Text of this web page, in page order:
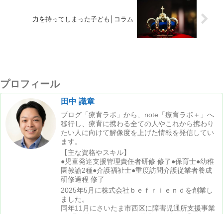
力を持ってしまった子ども│コラム
プロフィール
田中 識章
ブログ「療育ラボ」から、note「療育ラボ＋」へ
移行し、療育に携わる全ての人やこれから携わり
たい人に向けて解像度を上げた情報を発信してい
ます。
【主な資格やスキル】
●児童発達支援管理責任者研修 修了●保育士●幼稚
園教諭2種●介護福祉士●重度訪問介護従業者養成
研修過程 修了
2025年5月に株式会社ｂｅｆｒｉｅｎｄを創業し
ました。
同年11月にさいたま市西区に障害児通所支援事業